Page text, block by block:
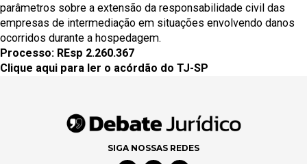
parâmetros sobre a extensão da responsabilidade civil das
empresas de intermediação em situações envolvendo danos
ocorridos durante a hospedagem.
Processo: REsp 2.260.367
Clique aqui para ler o acórdão do TJ-SP
SIGA NOSSAS REDES